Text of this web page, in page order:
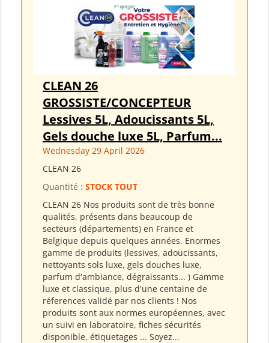
CLEAN 26
GROSSISTE/CONCEPTEUR
Lessives 5L, Adoucissants 5L,
Gels douche luxe 5L, Parfum...
Wednesday 29 April 2026
CLEAN 26
Quantité : STOCK TOUT
CLEAN 26 Nos produits sont de très bonne
qualités, présents dans beaucoup de
secteurs (départements) en France et
Belgique depuis quelques années. Enormes
gamme de produits (lessives, adoucissants,
nettoyants sols luxe, gels douches luxe,
parfum d'ambiance, dégraissants... ) Gamme
luxe et classique, plus d'une centaine de
réferences validé par nos clients ! Nos
produits sont aux normes européennes, avec
un suivi en laboratoire, fiches sécurités
disponible, étiquetages ... Soyez...